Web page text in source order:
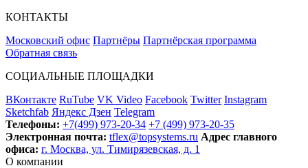
КОНТАКТЫ
Московский офис Партнёры Партнёрская программа
Обратная связь
СОЦИАЛЬНЫЕ ПЛОЩАДКИ
ВКонтакте RuTube VK Video Facebook Twitter Instagram
Sketchfab Яндекс Дзен Telegram
Телефоны: +7(499) 973-20-34 +7 (499) 973-20-35
Электронная почта: tflex@topsystems.ru Адрес главного
офиса: г. Москва, ул. Тимирязевская, д. 1
О компании